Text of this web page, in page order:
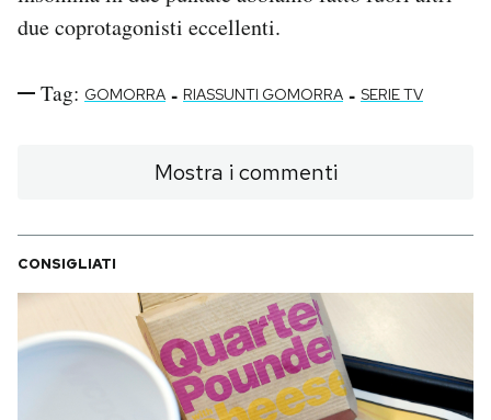
due coprotagonisti eccellenti.
Tag: GOMORRA - RIASSUNTI GOMORRA - SERIE TV
Mostra i commenti
CONSIGLIATI